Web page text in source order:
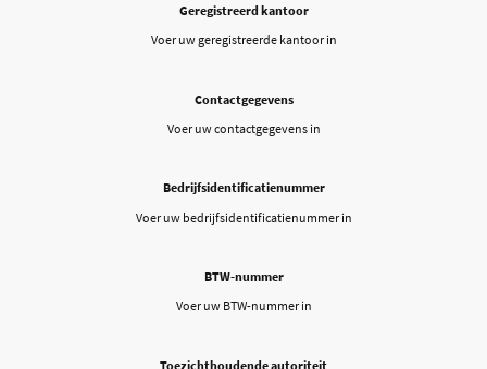
Geregistreerd kantoor
Voer uw geregistreerde kantoor in
Contactgegevens
Voer uw contactgegevens in
Bedrijfsidentificatienummer
Voer uw bedrijfsidentificatienummer in
BTW-nummer
Voer uw BTW-nummer in
Toezichthoudende autoriteit